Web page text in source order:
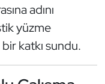
adını
yüzme
katkı sundu.